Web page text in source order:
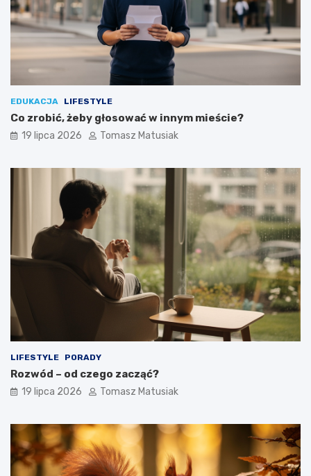
EDUKACJA LIFESTYLE
Co zrobić, żeby głosować w innym mieście?
19 lipca 2026 Tomasz Matusiak
LIFESTYLE PORADY
Rozwód – od czego zacząć?
19 lipca 2026 Tomasz Matusiak